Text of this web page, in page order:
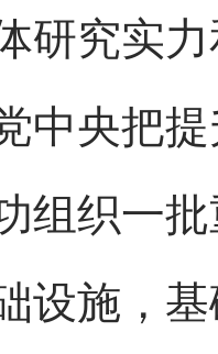
研究实
中央把
组织一
设施，